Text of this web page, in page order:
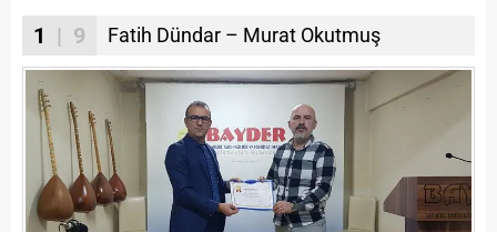
1 | 9 Fatih Dündar – Murat Okutmuş